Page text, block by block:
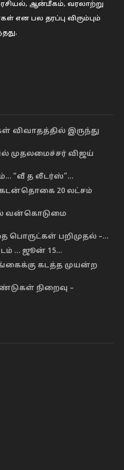
ஆன்மீகம், வரலாற்று
என பல தரப்பு விரும்பும்
விவாதத்தில் இருந்து
முதலமைச்சர் விஜய்
“வீ த லீடர்ஸ்”…
கடன்தொகை 20 லட்சம்
வன்கொடுமை
பொருட்கள் பறிமுதல் –…
… ஜூன் 15…
கடத்த முயன்ற
நிறைவு –